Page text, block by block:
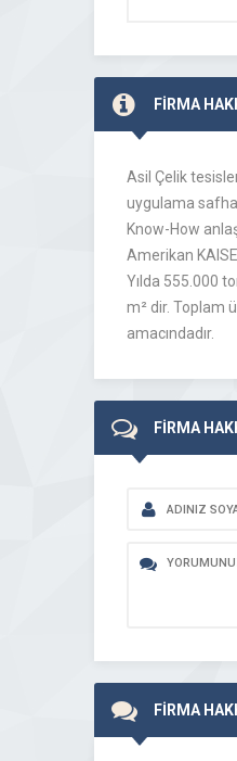
FİRMA
Asil Çelik
uygulama
Know-How
Amerikan
Yılda 555.000
m² dir. Toplam
amacındadır.
FİRMA
FİRMA